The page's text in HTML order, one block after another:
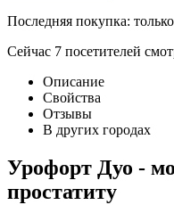
Последняя покупка:
Сейчас 7 посетителей
Описание
Свойства
Отзывы
В других городах
Урофорт Дуо -
простатиту